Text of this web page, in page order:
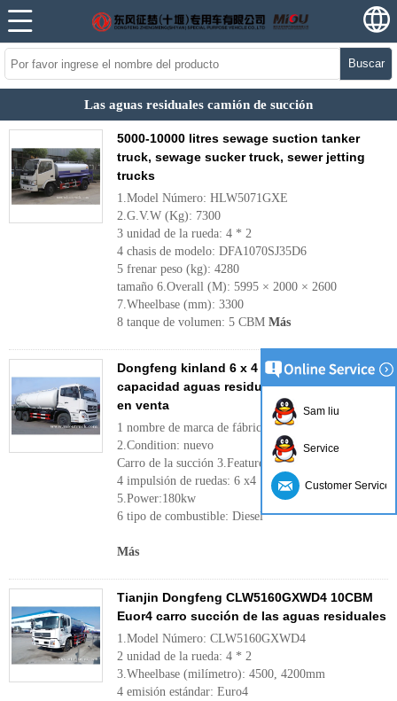
Buscar
Las aguas residuales camión de succión
5000-10000 litres sewage suction tanker
truck, sewage sucker truck, sewer jetting
trucks
1.Model Número: HLW5071GXE
2.G.V.W (Kg): 7300
3 unidad de la rueda: 4 * 2
4 chasis de modelo: DFA1070SJ35D6
5 frenar peso (kg): 4280
tamaño 6.Overall (M): 5995 × 2000 × 2600
7.Wheelbase (mm): 3300
8 tanque de volumen: 5 CBM Más
Dongfeng kinland 6 x 4 tipo 16 m³ volumen
capacidad aguas residuales succión camión
en venta
1 nombre de marca de fábrica: Dongfeng
2.Condition: nuevo
Carro de la succión 3.Feature:Sewage
4 impulsión de ruedas: 6 x4
5.Power:180kw
6 tipo de combustible: Diesel
Más
Tianjin Dongfeng CLW5160GXWD4 10CBM
Euor4 carro succión de las aguas residuales
1.Model Número: CLW5160GXWD4
2 unidad de la rueda: 4 * 2
3.Wheelbase (milímetro): 4500, 4200mm
4 emisión estándar: Euro4
Sam liu
Service
Customer Service